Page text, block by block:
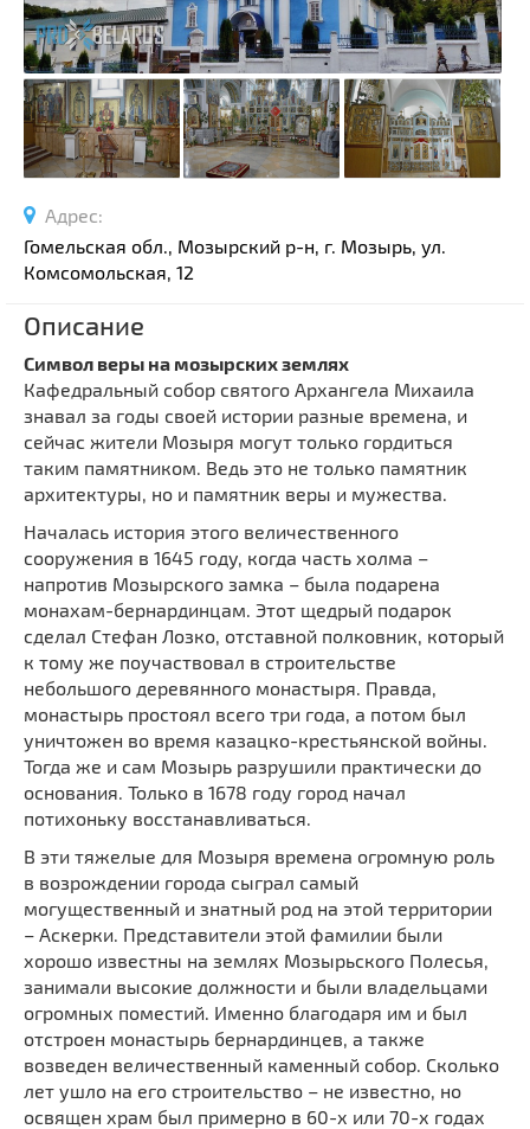
Родовые усадьбы
Садово-парковая архитектура
Национальные парки и заказники
Озера и водоемы
Памятники
Памятники геодезии
Памятники природы
Церкви
Монастыри
Костелы
Мечети
Кирхи
Кладбище
Культурные центры
Театры
Галереи
Концертные залы
Выберите область
Выберите населенный пункт
Выберите направление
Адрес:
Гомельская обл., Мозырский р-н, г. Мозырь, ул.
Комсомольская, 12
Описание
Символ веры на мозырских землях
Кафедральный собор святого Архангела Михаила
знавал за годы своей истории разные времена, и
сейчас жители Мозыря могут только гордиться
таким памятником. Ведь это не только памятник
архитектуры, но и памятник веры и мужества.
Началась история этого величественного
сооружения в 1645 году, когда часть холма –
напротив Мозырского замка – была подарена
монахам-бернардинцам. Этот щедрый подарок
сделал Стефан Лозко, отставной полковник, который
к тому же поучаствовал в строительстве
небольшого деревянного монастыря. Правда,
монастырь простоял всего три года, а потом был
уничтожен во время казацко-крестьянской войны.
Тогда же и сам Мозырь разрушили практически до
основания. Только в 1678 году город начал
потихоньку восстанавливаться.
В эти тяжелые для Мозыря времена огромную роль
в возрождении города сыграл самый
могущественный и знатный род на этой территории
– Аскерки. Представители этой фамилии были
хорошо известны на землях Мозырьского Полесья,
занимали высокие должности и были владельцами
огромных поместий. Именно благодаря им и был
отстроен монастырь бернардинцев, а также
возведен величественный каменный собор. Сколько
лет ушло на его строительство – не известно, но
освящен храм был примерно в 60-х или 70-х годах